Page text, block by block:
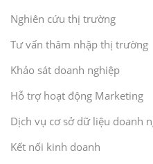
Nghiên cứu thị trường
Tư vấn thâm nhập thị trường
Khảo sát doanh nghiệp
Hỗ trợ hoạt động Marketing
Dịch vụ cơ sở dữ liệu doanh
Kết nối kinh doanh